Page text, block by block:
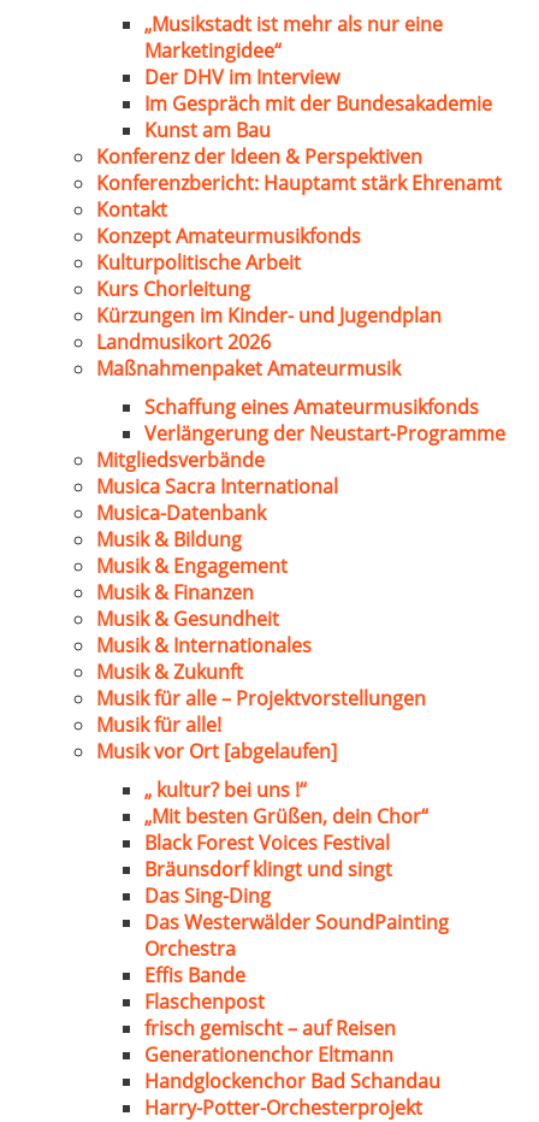
„Musikstadt ist mehr als nur eine
Marketingidee“
Der DHV im Interview
Im Gespräch mit der Bundesakademie
Kunst am Bau
Konferenz der Ideen & Perspektiven
Konferenzbericht: Hauptamt stärk Ehrenamt
Kontakt
Konzept Amateurmusikfonds
Kulturpolitische Arbeit
Kurs Chorleitung
Kürzungen im Kinder- und Jugendplan
Landmusikort 2026
Maßnahmenpaket Amateurmusik
Schaffung eines Amateurmusikfonds
Verlängerung der Neustart-Programme
Mitgliedsverbände
Musica Sacra International
Musica-Datenbank
Musik & Bildung
Musik & Engagement
Musik & Finanzen
Musik & Gesundheit
Musik & Internationales
Musik & Zukunft
Musik für alle – Projektvorstellungen
Musik für alle!
Musik vor Ort [abgelaufen]
„ kultur? bei uns !“
„Mit besten Grüßen, dein Chor“
Black Forest Voices Festival
Bräunsdorf klingt und singt
Das Sing-Ding
Das Westerwälder SoundPainting
Orchestra
Effis Bande
Flaschenpost
frisch gemischt – auf Reisen
Generationenchor Eltmann
Handglockenchor Bad Schandau
Harry-Potter-Orchesterprojekt